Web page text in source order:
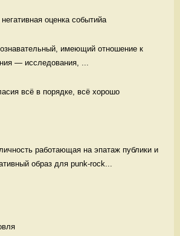
оценка событийа
имеющий отношение к
— исследования, ...
всё в порядке, всё хорошо
работающая на эпатаж публики и
образ для punk-rock...